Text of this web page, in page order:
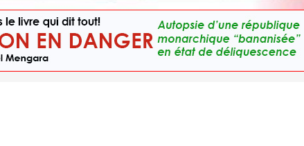
Dr. Daniel Mengara, Président du mouvement "Bongo Doit Partir-Modwoam"